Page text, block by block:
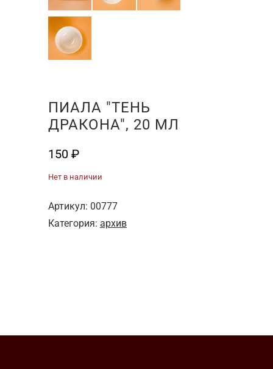
ПИАЛА "ТЕНЬ
ДРАКОНА", 20 МЛ
150 ₽
Нет в наличии
Артикул: 00777
Категория: архив